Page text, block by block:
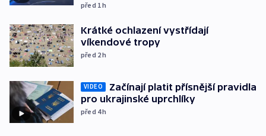
před 1h
Krátké ochlazení vystřídají
víkendové tropy
před 2h
VIDEO
Začínají platit přísnější pravidla
pro ukrajinské uprchlíky
před 4h